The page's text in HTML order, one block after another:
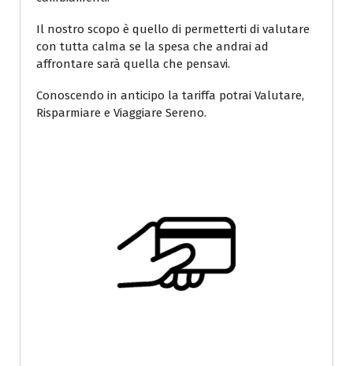
Il nostro scopo è quello di permetterti di valutare
con tutta calma se la spesa che andrai ad
affrontare sarà quella che pensavi.
Conoscendo in anticipo la tariffa potrai Valutare,
Risparmiare e Viaggiare Sereno.